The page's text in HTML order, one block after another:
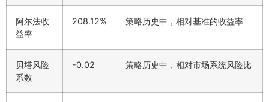
阿尔法收
益率
208.12% 策略历史中，相对基准的收益率
贝塔风险
系数
-0.02 策略历史中，相对市场系统风险比